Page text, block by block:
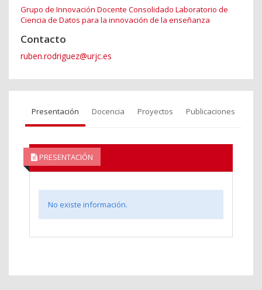
Grupo de Innovación Docente Consolidado Laboratorio de
Ciencia de Datos para la innovación de la enseñanza
Contacto
ruben.rodriguez@urjc.es
Presentación Docencia Proyectos Publicaciones
PRESENTACIÓN
No existe información.